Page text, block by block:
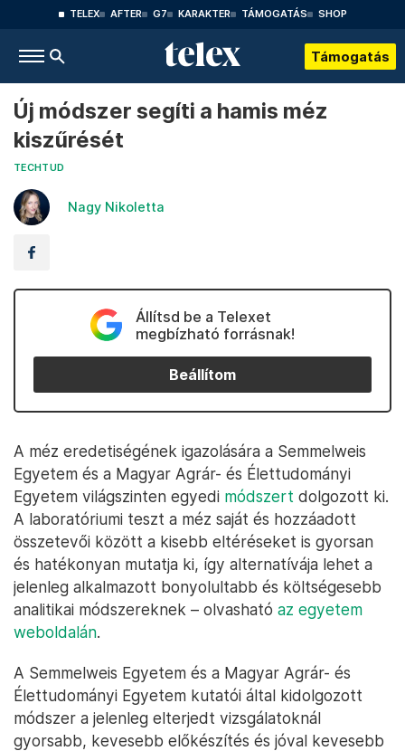
TELEX AFTER G7 KARAKTER TÁMOGATÁS SHOP
Támogatás
Új módszer segíti a hamis méz
kiszűrését
TECHTUD
Nagy Nikoletta
Állítsd be a Telexet
megbízható forrásnak!
Beállítom
A méz eredetiségének igazolására a Semmelweis
Egyetem és a Magyar Agrár- és Élettudományi
Egyetem világszinten egyedi módszert dolgozott ki.
A laboratóriumi teszt a méz saját és hozzáadott
összetevői között a kisebb eltéréseket is gyorsan
és hatékonyan mutatja ki, így alternatívája lehet a
jelenleg alkalmazott bonyolultabb és költségesebb
analitikai módszereknek – olvasható az egyetem
weboldalán.
A Semmelweis Egyetem és a Magyar Agrár- és
Élettudományi Egyetem kutatói által kidolgozott
módszer a jelenleg elterjedt vizsgálatoknál
gyorsabb, kevesebb előkészítés és jóval kevesebb